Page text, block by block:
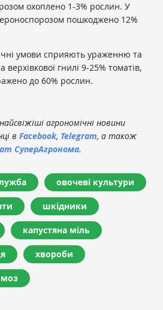
охоплено 1-3% рослин. У
пошкоджено 12%
умови сприяють ураженню та
верхівкової гнилі 9-25% томатів,
до 60% рослин.
агрономічні новини
в Facebook, Telegram, а також
СуперАгронома.
овочеві культури
шкідники
капустяна міль
хвороби